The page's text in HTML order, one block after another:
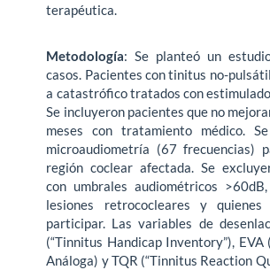
terapéutica.
Metodología: Se planteó un
casos. Pacientes con tinitus no-
a catastrófico tratados con
Se incluyeron pacientes que no
meses con tratamiento médico.
microaudiometría (67 frecuencias)
región coclear afectada. Se
con umbrales audiométricos
lesiones retrococleares y quienes
participar. Las variables de
(“Tinnitus Handicap Inventory”), EVA
Análoga) y TQR (“Tinnitus Reaction